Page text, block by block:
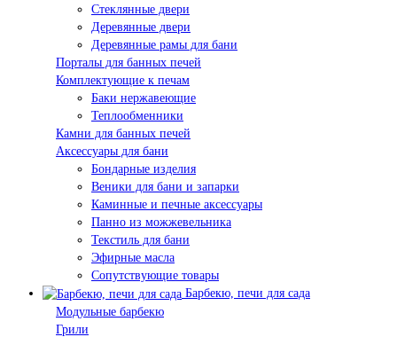
Стеклянные двери
Деревянные двери
Деревянные рамы для бани
Порталы для банных печей
Комплектующие к печам
Баки нержавеющие
Теплообменники
Камни для банных печей
Аксессуары для бани
Бондарные изделия
Веники для бани и запарки
Каминные и печные аксессуары
Панно из можжевельника
Текстиль для бани
Эфирные масла
Сопутствующие товары
Барбекю, печи для сада
Модульные барбекю
Грили